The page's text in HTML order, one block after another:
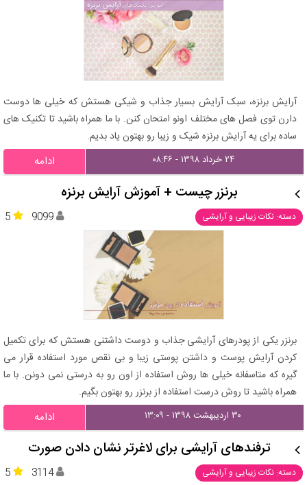
آرایش برنزه، سبک آرایش بسیار جذاب و شیکی هستش که خیلی ها دوست
دارن توی فصل های مختلف اونو امتحان کنن. با ما همراه باشید تا تکنیک های
ساده برای یه آرایش برنزه شیک و زیبا رو بهتون یاد بدیم.
۲۴ خرداد ۱۳۹۸ - ۰۸:۴۶ ادامه
برنزر چیست + آموزش آرایش برنزه
دسته: نکات زیبایی و آرایشی 5 9099
برنزر یکی از پودرهای آرایشی جذاب و دوست داشتنی هستش که برای تکمیل
کردن آرایش پوست و داشتن پوستی زیبا و بی نقص مورد استفاده قرار می
گیره که متاسفانه خیلی ها روش استفاده از اون رو به درستی نمی دونن. با ما
همراه باشید تا روش درست استفاده از برنزر رو بهتون بگیم.
۳۰ اردیبهشت ۱۳۹۸ - ۱۳:۰۹ ادامه
ترفندهای آرایشی برای لاغرتر نشان دادن صورت
دسته: نکات زیبایی و آرایشی 5 3114